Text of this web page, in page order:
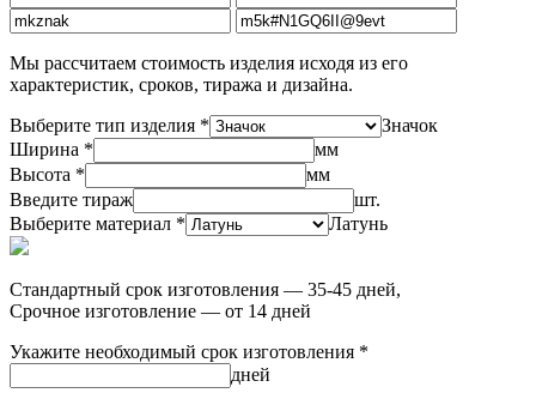
Мы рассчитаем стоимость изделия исходя из его
характеристик, сроков, тиража и дизайна.
Выберите тип изделия *
Значок
Ширина *
мм
Высота *
мм
Введите тираж
шт.
Выберите материал *
Латунь
Стандартный срок изготовления — 35-45 дней,
Срочное изготовление — от 14 дней
Укажите необходимый срок изготовления *
дней